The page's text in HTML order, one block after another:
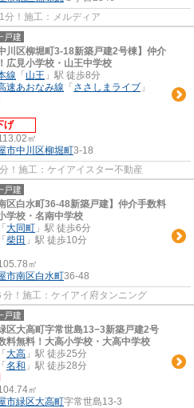
分！施工：メルディア
戸建
川区柳堀町3‐18新築戸建2号棟】仲介
広見小学校・山王中学校
線 「 山王 」駅 徒歩8分
速あおなみ線 「 ささしまライブ 」
げ
㎡
市中川区柳堀町3-18
！施工：ケイアイスター不動産
戸建
区白水町36-48新築戸建】仲介手数料
学校・名南中学校
「 大同町 」駅 徒歩6分
「 柴田 」駅 徒歩10分
㎡
市南区白水町36-48
！施工：ケイアイ府タンニング
戸建
区大高町字常世島13−3新築戸建2号
料無料！大高小学校・大高中学校
「 大高 」駅 徒歩25分
「 名和 」駅 徒歩28分
㎡
市緑区大高町字常世島13-3